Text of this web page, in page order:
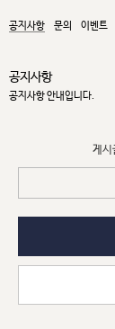
공지사항 문의 이벤트
공지사항
공지사항 안내입니다.
게시